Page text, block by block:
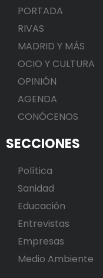
PORTADA
RIVAS
MADRID Y MÁS
OCIO Y CULTURA
OPINIÓN
AGENDA
CONÓCENOS
SECCIONES
Política
Sanidad
Educación
Entrevistas
Empresas
Medio Ambiente